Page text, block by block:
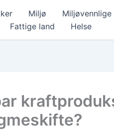
Miljø
Fattige land Helse